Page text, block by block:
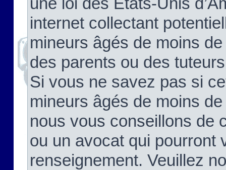
internet collectant
mineurs âgés de moins
des parents ou des
Si vous ne savez pas si
mineurs âgés de moins
nous vous conseillons de
ou un avocat qui pourront
renseignement. Veuillez